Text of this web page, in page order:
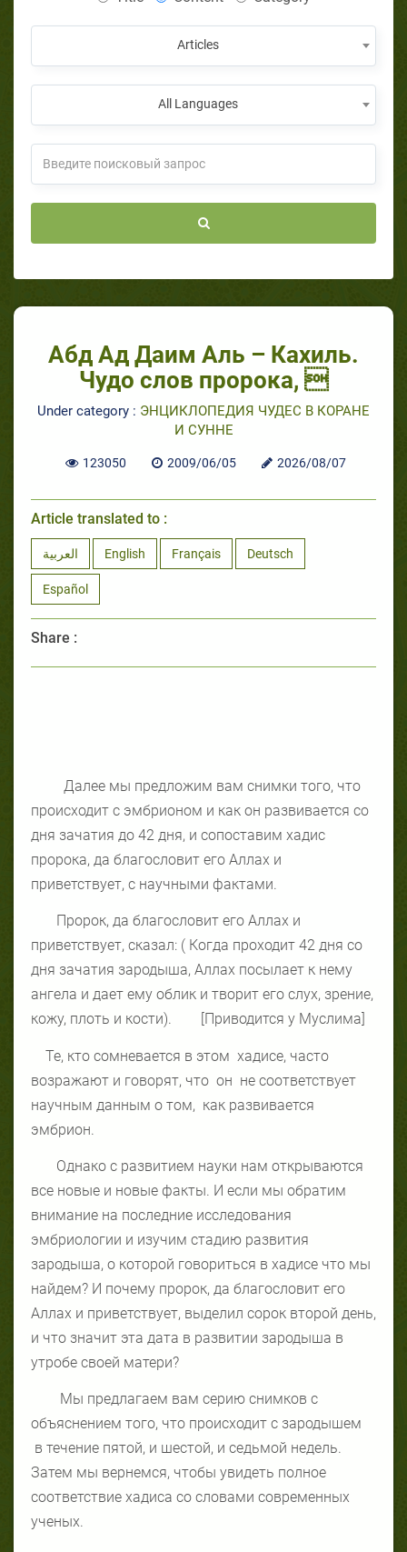
Articles
All Languages
Абд Ад Даим Аль – Кахиль.
Чудо слов пророка, 
Under category : ЭНЦИКЛОПЕДИЯ ЧУДЕС В КОРАНЕ
И СУННЕ
123050 2009/06/05 2026/08/07
Article translated to :
العربية English Français Deutsch
Español
Share :
Далее мы предложим вам снимки того, что
происходит с эмбрионом и как он развивается со
дня зачатия до 42 дня, и сопоставим хадис
пророка, да благословит его Аллах и
приветствует, с научными фактами.
Пророк, да благословит его Аллах и
приветствует, сказал: ( Когда проходит 42 дня со
дня зачатия зародыша, Аллах посылает к нему
ангела и дает ему облик и творит его слух, зрение,
кожу, плоть и кости).
[Приводится у Муслима]
Те, кто сомневается в этом хадисе, часто
возражают и говорят, что он не соответствует
научным данным о том, как развивается
эмбрион.
Однако с развитием науки нам открываются
все новые и новые факты. И если мы обратим
внимание на последние исследования
эмбриологии и изучим стадию развития
зародыша, о которой говориться в хадисе что мы
найдем? И почему пророк, да благословит его
Аллах и приветствует, выделил сорок второй день,
и что значит эта дата в развитии зародыша в
утробе своей матери?
Мы предлагаем вам серию снимков с
объяснением того, что происходит с зародышем
в течение пятой, и шестой, и седьмой недель.
Затем мы вернемся, чтобы увидеть полное
соответствие хадиса со словами современных
ученых.